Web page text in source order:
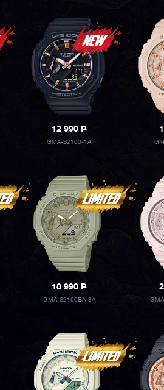
12 990P
GMA-S2100-1A
18 990P
GMA-S2100BA-3A